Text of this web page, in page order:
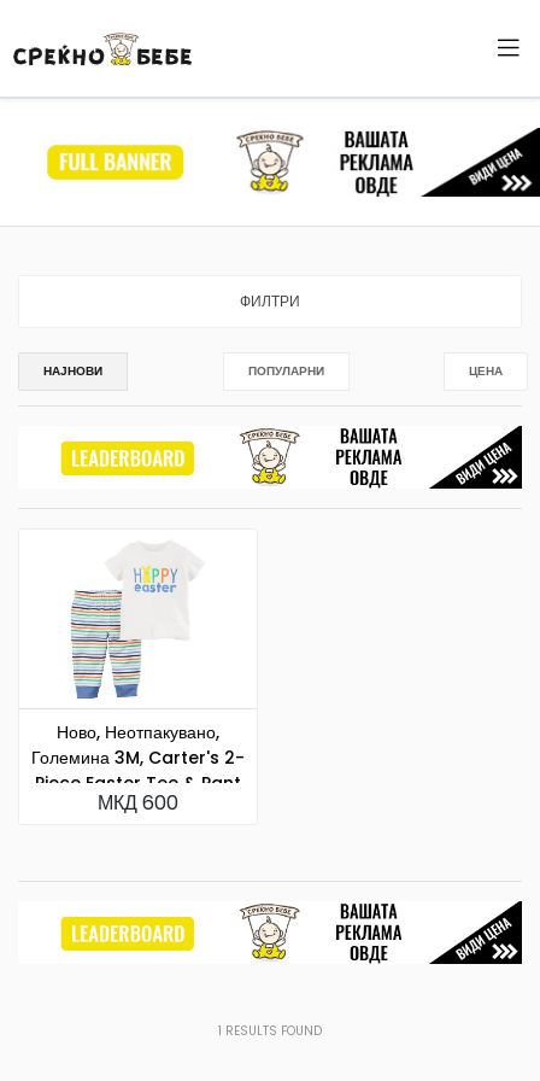
ФИЛТРИ
НАЈНОВИ ПОПУЛАРНИ ЦЕНА
Ново, Неотпакувано,
Големина 3M, Carter's 2-
Piece Easter Tee & Pant
Set
МКД 600
1 RESULTS FOUND